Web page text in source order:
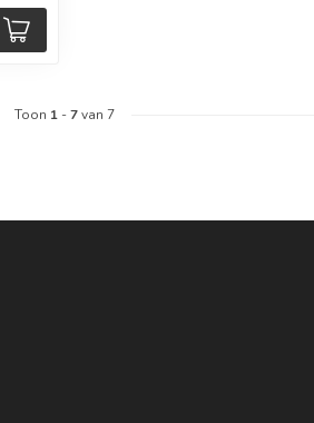
Toon 1 -7van 7